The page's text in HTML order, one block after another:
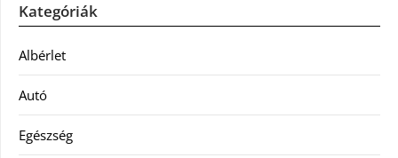
Kategóriák
Albérlet
Autó
Egészség